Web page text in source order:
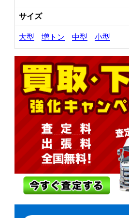
サイズ
大型 増トン 中型 小型